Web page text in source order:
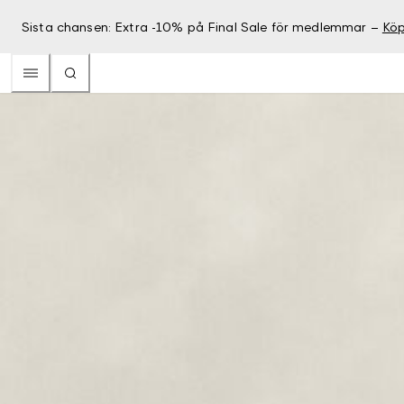
Sista chansen: Extra -10% på Final Sale för medlemmar –